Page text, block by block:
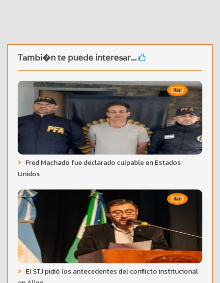
Tambi�n te puede interesar...
Fred Machado fue declarado culpable en Estados
Unidos
El STJ pidió los antecedentes del conflicto institucional